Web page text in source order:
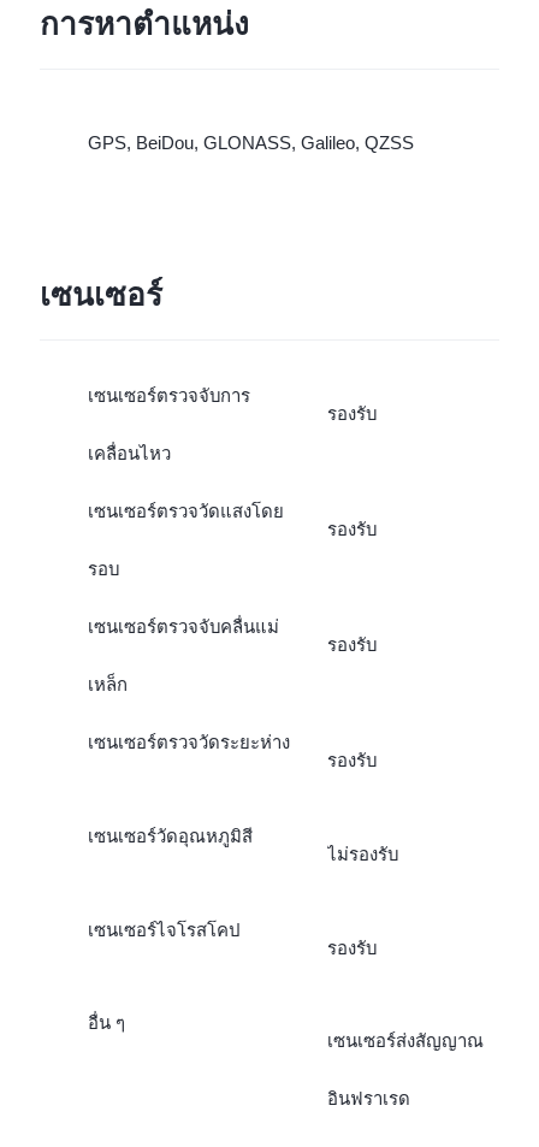
การหาตำแหน่ง
GPS, BeiDou, GLONASS, Galileo, QZSS
เซนเซอร์
เซนเซอร์ตรวจจับการ
เคลื่อนไหว
รองรับ
เซนเซอร์ตรวจวัดแสงโดย
รอบ
รองรับ
เซนเซอร์ตรวจจับคลื่นแม่
เหล็ก
รองรับ
เซนเซอร์ตรวจวัดระยะห่าง
รองรับ
เซนเซอร์วัดอุณหภูมิสี
ไม่รองรับ
เซนเซอร์ไจโรสโคป
รองรับ
อื่น ๆ
เซนเซอร์ส่งสัญญาณ
อินฟราเรด